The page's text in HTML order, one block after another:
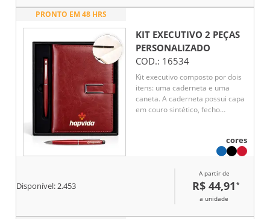
PRONTO EM 48 HRS
KIT EXECUTIVO 2 PEÇAS
PERSONALIZADO
COD.: 16534
Kit executivo composto por dois
itens: uma caderneta e uma
caneta. A caderneta possui capa
em couro sintético, fecho
de cetim e cerca de 96 folhas
marfim pautadas e espaço para
datas numéricas. A caneta
metálica conta com acionamento
por rotação e carga
cores
Disponível:2.453
A partir de
R$ 44,91 *
a unidade